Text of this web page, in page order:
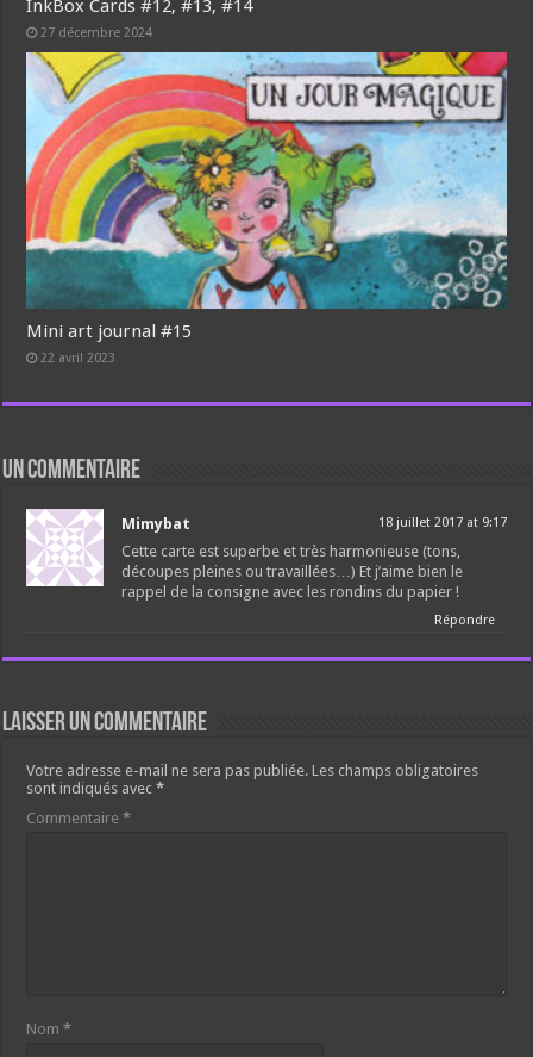
InkBox Cards #12, #13, #14
27 décembre 2024
Mini art journal #15
22 avril 2023
un commentaire
Mimybat 18 juillet 2017 at 9:17
Cette carte est superbe et très harmonieuse (tons,
découpes pleines ou travaillées…) Et j’aime bien le
rappel de la consigne avec les rondins du papier !
Répondre
Laisser un commentaire
Votre adresse e-mail ne sera pas publiée. Les champs obligatoires
sont indiqués avec*
Commentaire*
Nom*